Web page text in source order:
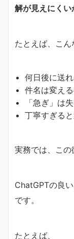
解が見えにくい
たとえば、こん
何日後に送
件名は変え
「急ぎ」は
丁寧すぎる
実務では、この
ChatGPTの良
です。
たとえば、